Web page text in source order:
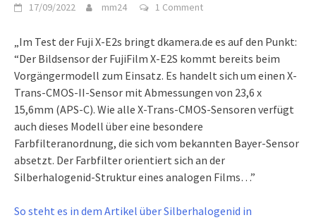
17/09/2022 mm24 1 Comment
„Im Test der Fuji X-E2s bringt dkamera.de es auf den Punkt:
“Der Bildsensor der FujiFilm X-E2S kommt bereits beim
Vorgängermodell zum Einsatz. Es handelt sich um einen X-
Trans-CMOS-II-Sensor mit Abmessungen von 23,6 x
15,6mm (APS-C). Wie alle X-Trans-CMOS-Sensoren verfügt
auch dieses Modell über eine besondere
Farbfilteranordnung, die sich vom bekannten Bayer-Sensor
absetzt. Der Farbfilter orientiert sich an der
Silberhalogenid-Struktur eines analogen Films…”
So steht es in dem Artikel über Silberhalogenid in